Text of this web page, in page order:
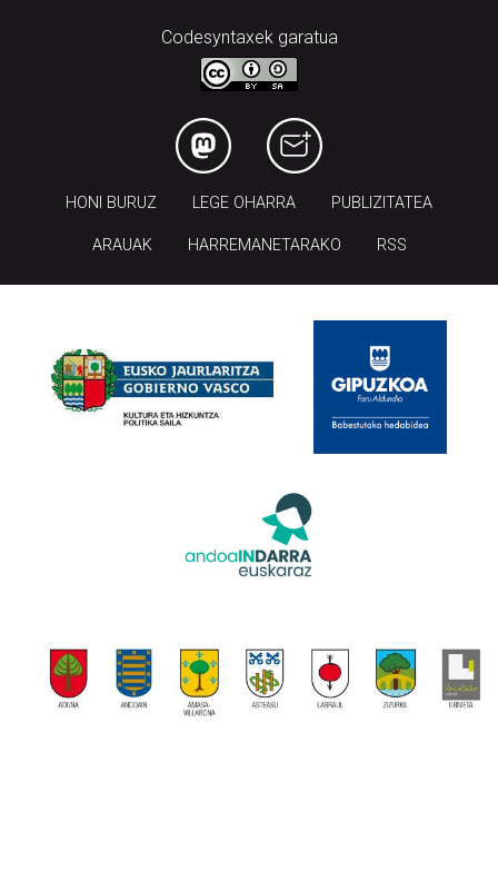
Codesyntaxek garatua
HONI BURUZ LEGE OHARRA PUBLIZITATEA
ARAUAK HARREMANETARAKO RSS